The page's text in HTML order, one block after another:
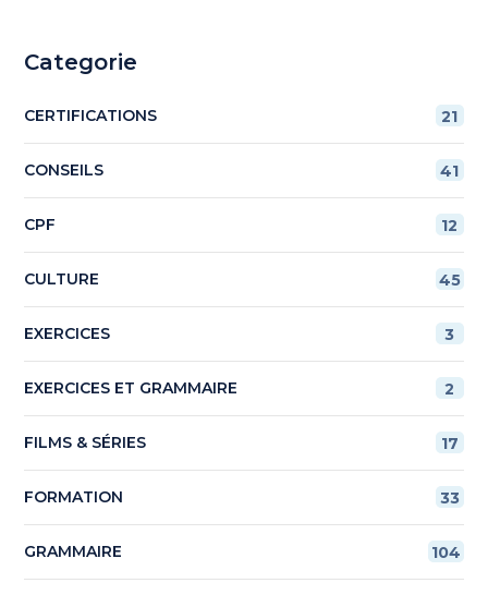
Categorie
CERTIFICATIONS 21
CONSEILS 41
CPF 12
CULTURE 45
EXERCICES 3
EXERCICES ET GRAMMAIRE 2
FILMS & SÉRIES 17
FORMATION 33
GRAMMAIRE 104